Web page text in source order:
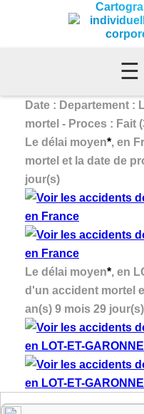
☰
Date : Departement :
mortel - Proces : Fait
Le délai moyen*, en
mortel et la date de
jour(s)
Le délai moyen*, en
d'un accident mortel
an(s) 9 mois 29 jour(s)